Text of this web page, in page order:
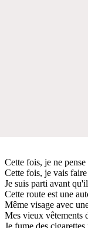
Cette fois, je ne
Cette fois, je vais
Je suis parti avant
Cette route est une
Même visage avec
Mes vieux vêtements
Je fume des